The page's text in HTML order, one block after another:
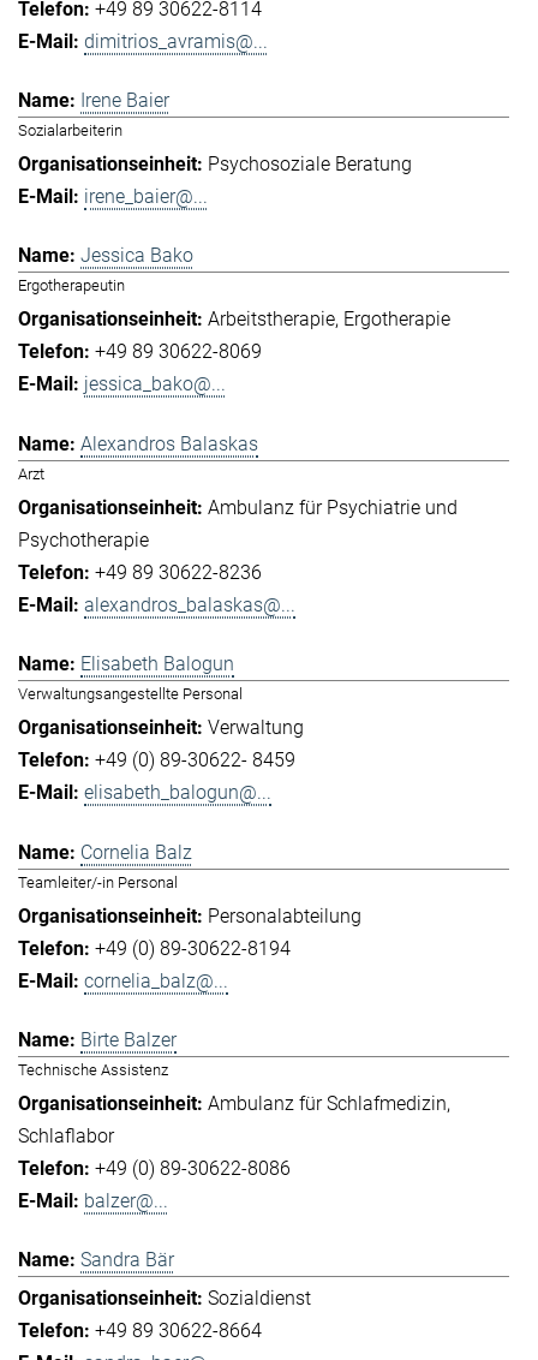
+49 89 30622-8114
dimitrios_avramis@...
Irene Baier
Sozialarbeiterin
Psychosoziale Beratung
irene_baier@...
Jessica Bako
Ergotherapeutin
Arbeitstherapie Ergotherapie
+49 89 30622-8069
jessica_bako@...
Alexandros Balaskas
Arzt
Ambulanz für Psychiatrie und
Psychotherapie
+49 89 30622-8236
alexandros_balaskas@...
Elisabeth Balogun
Verwaltungsangestellte Personal
Verwaltung
+49 (0) 89-30622- 8459
elisabeth_balogun@...
Cornelia Balz
Teamleiter/-in Personal
Personalabteilung
+49 (0) 89-30622-8194
cornelia_balz@...
Birte Balzer
Technische Assistenz
Ambulanz für Schlafmedizin
Schlaflabor
+49 (0) 89-30622-8086
balzer@...
Sandra Bär
Sozialdienst
+49 89 30622-8664